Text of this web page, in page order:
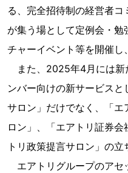
る、完全招待制の経営者
が集う場として定例会・
チャーイベント等を開催し
また、2025年4月には新
ンバー向けの新サービス
サロン」だけでなく、「エ
ロン」、「エアトリ証券
トリ政策提言サロン」の立
エアトリグループのアセ